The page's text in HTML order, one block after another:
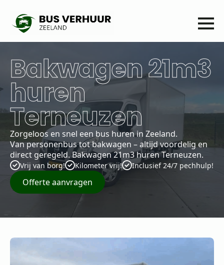
Bakwagen 21m3
huren
Terneuzen
Zorgeloos en snel een bus huren in Zeeland.
Van personenbus tot bakwagen – altijd voordelig en
direct geregeld. Bakwagen 21m3 huren Terneuzen.
Vrij van borg! Kilometer vrij! Inclusief 24/7 pechhulp!
Offerte aanvragen